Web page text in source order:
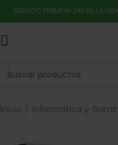
SERVICIO PREMIUM 24H EN LA
Inicio Informática y